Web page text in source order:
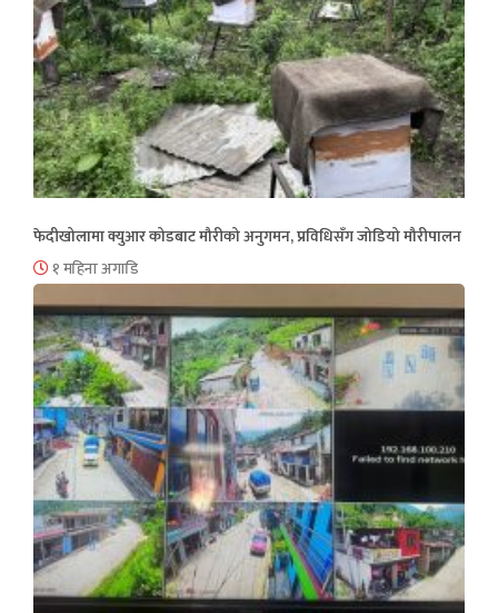
फेदीखोलामा क्युआर कोडबाट मौरीको अनुगमन, प्रविधिसँग जोडियो मौरीपालन
१ महिना अगाडि